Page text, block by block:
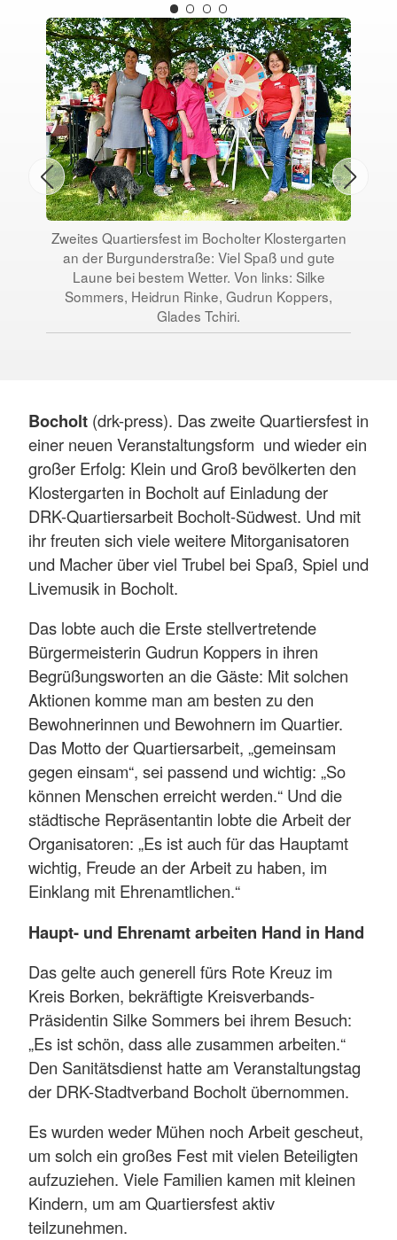
Zweites Quartiersfest im Bocholter Klostergarten
an der Burgunderstraße: Viel Spaß und gute
Laune bei bestem Wetter. Von links: Silke
Sommers, Heidrun Rinke, Gudrun Koppers,
Glades Tchiri.
Bocholt (drk-press). Das zweite Quartiersfest in
einer neuen Veranstaltungsform und wieder ein
großer Erfolg: Klein und Groß bevölkerten den
Klostergarten in Bocholt auf Einladung der
DRK-Quartiersarbeit Bocholt-Südwest. Und mit
ihr freuten sich viele weitere Mitorganisatoren
und Macher über viel Trubel bei Spaß, Spiel und
Livemusik in Bocholt.
Das lobte auch die Erste stellvertretende
Bürgermeisterin Gudrun Koppers in ihren
Begrüßungsworten an die Gäste: Mit solchen
Aktionen komme man am besten zu den
Bewohnerinnen und Bewohnern im Quartier.
Das Motto der Quartiersarbeit, „gemeinsam
gegen einsam“, sei passend und wichtig: „So
können Menschen erreicht werden.“ Und die
städtische Repräsentantin lobte die Arbeit der
Organisatoren: „Es ist auch für das Hauptamt
wichtig, Freude an der Arbeit zu haben, im
Einklang mit Ehrenamtlichen.“
Haupt- und Ehrenamt arbeiten Hand in Hand
Das gelte auch generell fürs Rote Kreuz im
Kreis Borken, bekräftigte Kreisverbands-
Präsidentin Silke Sommers bei ihrem Besuch:
„Es ist schön, dass alle zusammen arbeiten.“
Den Sanitätsdienst hatte am Veranstaltungstag
der DRK-Stadtverband Bocholt übernommen.
Es wurden weder Mühen noch Arbeit gescheut,
um solch ein großes Fest mit vielen Beteiligten
aufzuziehen. Viele Familien kamen mit kleinen
Kindern, um am Quartiersfest aktiv
teilzunehmen.